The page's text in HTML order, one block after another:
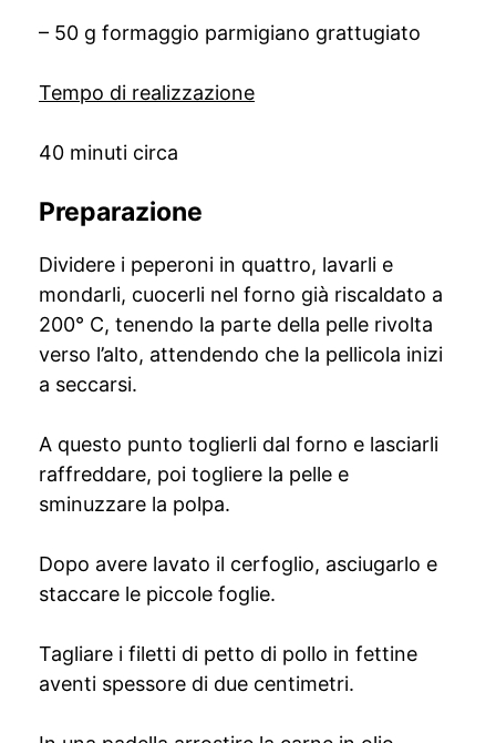
– 50 g formaggio parmigiano grattugiato
Tempo di realizzazione
40 minuti circa
Preparazione
Dividere i peperoni in quattro, lavarli e
mondarli, cuocerli nel forno già riscaldato a
200° C, tenendo la parte della pelle rivolta
verso l’alto, attendendo che la pellicola inizi
a seccarsi.
A questo punto toglierli dal forno e lasciarli
raffreddare, poi togliere la pelle e
sminuzzare la polpa.
Dopo avere lavato il cerfoglio, asciugarlo e
staccare le piccole foglie.
Tagliare i filetti di petto di pollo in fettine
aventi spessore di due centimetri.